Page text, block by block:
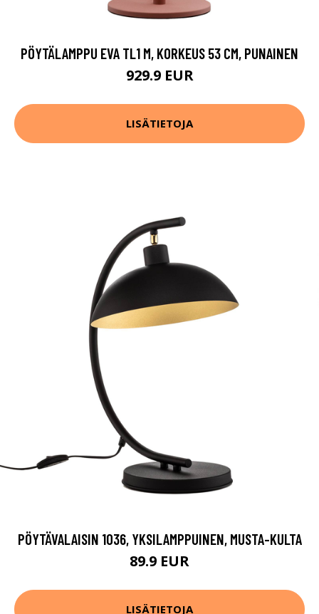
PÖYTÄLAMPPU EVA TL1 M, KORKEUS 53 CM, PUNAINEN
929.9 EUR
LISÄTIETOJA
PÖYTÄVALAISIN 1036, YKSILAMPPUINEN, MUSTA-KULTA
89.9 EUR
LISÄTIETOJA